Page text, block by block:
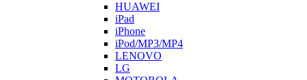
HUAWEI
iPad
iPhone
iPod/MP3/MP4
LENOVO
LG